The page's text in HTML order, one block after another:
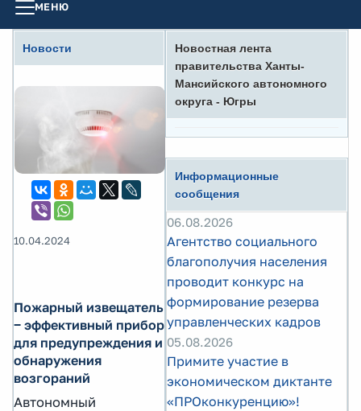
МЕНЮ
Новости
10.04.2024
Пожарный извещатель
‒ эффективный прибор
для предупреждения и
обнаружения
возгораний
Автономный
Новостная лента
правительства Ханты-
Мансийского автономного
округа - Югры
Информационные
сообщения
06.08.2026
Агентство социального
благополучия населения
проводит конкурс на
формирование резерва
управленческих кадров
05.08.2026
Примите участие в
экономическом диктанте
«ПРОконкуренцию»!